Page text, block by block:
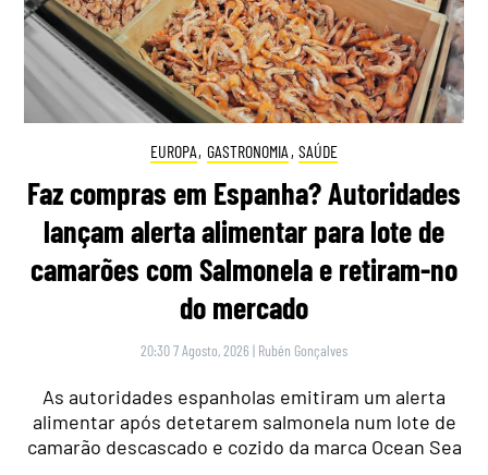
EUROPA, GASTRONOMIA , SAÚDE
Faz compras em Espanha? Autoridades
lançam alerta alimentar para lote de
camarões com Salmonela e retiram-no
do mercado
20:30 7 Agosto, 2026 | Rubén Gonçalves
As autoridades espanholas emitiram um alerta
alimentar após detetarem salmonela num lote de
camarão descascado e cozido da marca Ocean Sea